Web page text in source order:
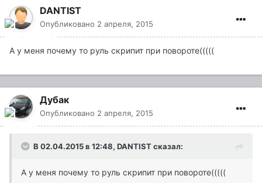
DANTIST
Опубликовано 2 апреля, 2015
А у меня почему то руль скрипит при повороте(((((
Дубак
Опубликовано 2 апреля, 2015
В 02.04.2015 в 12:48, DANTIST сказал:
А у меня почему то руль скрипит при повороте(((((